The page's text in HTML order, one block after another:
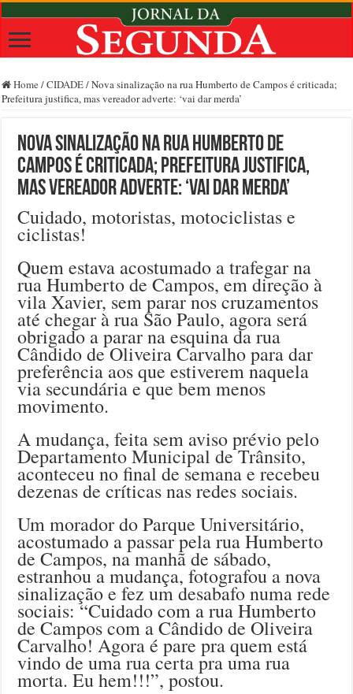
Home /CIDADE/Nova sinalização na rua Humberto de Campos é criticada;
Prefeitura justifica, mas vereador adverte: ‘vai dar merda’
Nova sinalização na rua Humberto de
Campos é criticada; Prefeitura justifica,
mas vereador adverte: ‘vai dar merda’
Cuidado, motoristas, motociclistas e
ciclistas!
Quem estava acostumado a trafegar na
rua Humberto de Campos, em direção à
vila Xavier, sem parar nos cruzamentos
até chegar à rua São Paulo, agora será
obrigado a parar na esquina da rua
Cândido de Oliveira Carvalho para dar
preferência aos que estiverem naquela
via secundária e que bem menos
movimento.
A mudança, feita sem aviso prévio pelo
Departamento Municipal de Trânsito,
aconteceu no final de semana e recebeu
dezenas de críticas nas redes sociais.
Um morador do Parque Universitário,
acostumado a passar pela rua Humberto
de Campos, na manhã de sábado,
estranhou a mudança, fotografou a nova
sinalização e fez um desabafo numa rede
sociais: “Cuidado com a rua Humberto
de Campos com a Cândido de Oliveira
Carvalho! Agora é pare pra quem está
vindo de uma rua certa pra uma rua
morta. Eu hem!!!”, postou.